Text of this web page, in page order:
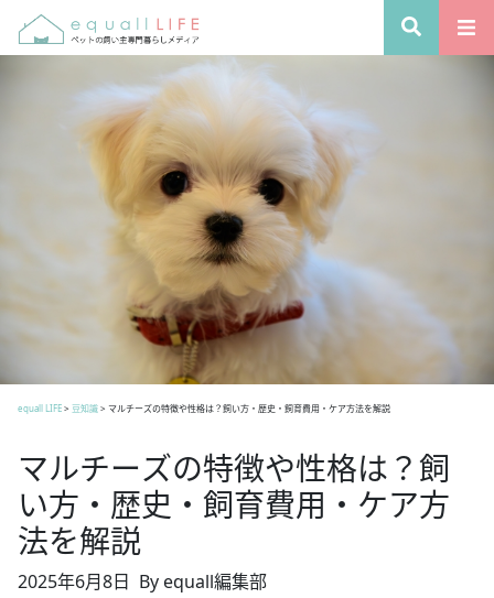
equall LIFE> 豆知識> マルチーズの特徴や性格は？飼い方・歴史・飼育費用・ケア方法を解説
マルチーズの特徴や性格は？飼
い方・歴史・飼育費用・ケア方
法を解説
2025年6月8日 By equall編集部